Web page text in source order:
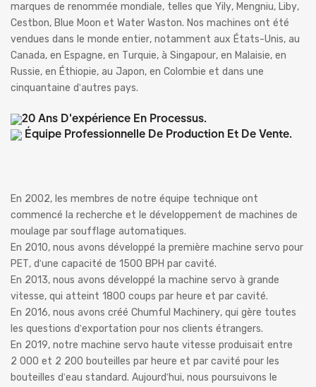
marques de renommée mondiale, telles que Yily, Mengniu, Liby,
Cestbon, Blue Moon et Water Waston. Nos machines ont été
vendues dans le monde entier, notamment aux États-Unis, au
Canada, en Espagne, en Turquie, à Singapour, en Malaisie, en
Russie, en Éthiopie, au Japon, en Colombie et dans une
cinquantaine d'autres pays.
20 Ans D'expérience En Processus.
Équipe Professionnelle De Production Et De Vente.
En 2002, les membres de notre équipe technique ont
commencé la recherche et le développement de machines de
moulage par soufflage automatiques.
En 2010, nous avons développé la première machine servo pour
PET, d'une capacité de 1500 BPH par cavité.
En 2013, nous avons développé la machine servo à grande
vitesse, qui atteint 1800 coups par heure et par cavité.
En 2016, nous avons créé Chumful Machinery, qui gère toutes
les questions d'exportation pour nos clients étrangers.
En 2019, notre machine servo haute vitesse produisait entre
2 000 et 2 200 bouteilles par heure et par cavité pour les
bouteilles d'eau standard. Aujourd'hui, nous poursuivons le